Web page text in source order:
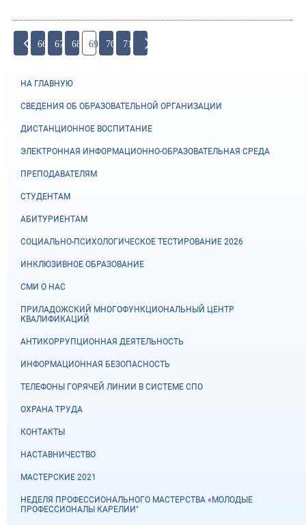
66 67 68 69 70 71
НА ГЛАВНУЮ
СВЕДЕНИЯ ОБ ОБРАЗОВАТЕЛЬНОЙ ОРГАНИЗАЦИИ
ДИСТАНЦИОННОЕ ВОСПИТАНИЕ
ЭЛЕКТРОННАЯ ИНФОРМАЦИОННО-ОБРАЗОВАТЕЛЬНАЯ СРЕДА
ПРЕПОДАВАТЕЛЯМ
СТУДЕНТАМ
АБИТУРИЕНТАМ
СОЦИАЛЬНО-ПСИХОЛОГИЧЕСКОЕ ТЕСТИРОВАНИЕ 2026
ИНКЛЮЗИВНОЕ ОБРАЗОВАНИЕ
СМИ О НАС
ПРИЛАДОЖСКИЙ МНОГОФУНКЦИОНАЛЬНЫЙ ЦЕНТР
КВАЛИФИКАЦИЙ
АНТИКОРРУПЦИОННАЯ ДЕЯТЕЛЬНОСТЬ
ИНФОРМАЦИОННАЯ БЕЗОПАСНОСТЬ
ТЕЛЕФОНЫ ГОРЯЧЕЙ ЛИНИИ В СИСТЕМЕ СПО
ОХРАНА ТРУДА
КОНТАКТЫ
НАСТАВНИЧЕСТВО
МАСТЕРСКИЕ 2021
НЕДЕЛЯ ПРОФЕССИОНАЛЬНОГО МАСТЕРСТВА «МОЛОДЫЕ
ПРОФЕССИОНАЛЫ КАРЕЛИИ"